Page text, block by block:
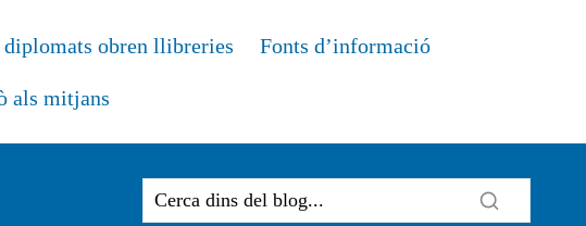
diplomats obren llibreries Fonts d’informació
als mitjans